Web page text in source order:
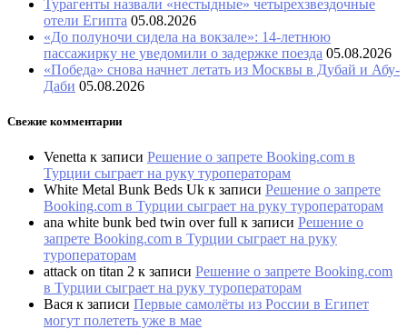
Турагенты назвали «нестыдные» четырехзвездочные
отели Египта 05.08.2026
«До полуночи сидела на вокзале»: 14-летнюю
пассажирку не уведомили о задержке поезда 05.08.2026
«Победа» снова начнет летать из Москвы в Дубай и Абу-
Даби 05.08.2026
Свежие комментарии
Venetta к записи Решение о запрете Booking.com в
Турции сыграет на руку туроператорам
White Metal Bunk Beds Uk к записи Решение о запрете
Booking.com в Турции сыграет на руку туроператорам
ana white bunk bed twin over full к записи Решение о
запрете Booking.com в Турции сыграет на руку
туроператорам
attack on titan 2 к записи Решение о запрете Booking.com
в Турции сыграет на руку туроператорам
Вася к записи Первые самолёты из России в Египет
могут полететь уже в мае